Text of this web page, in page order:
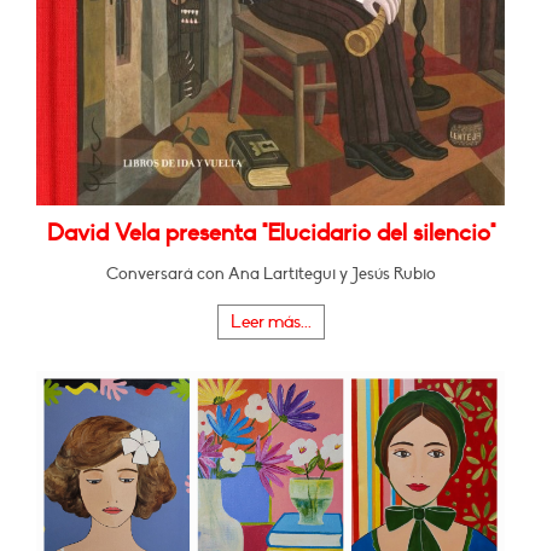
David Vela presenta "Elucidario del silencio"
Conversará con Ana Lartitegui y Jesús Rubio
Leer más...